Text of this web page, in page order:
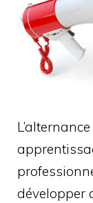
développer